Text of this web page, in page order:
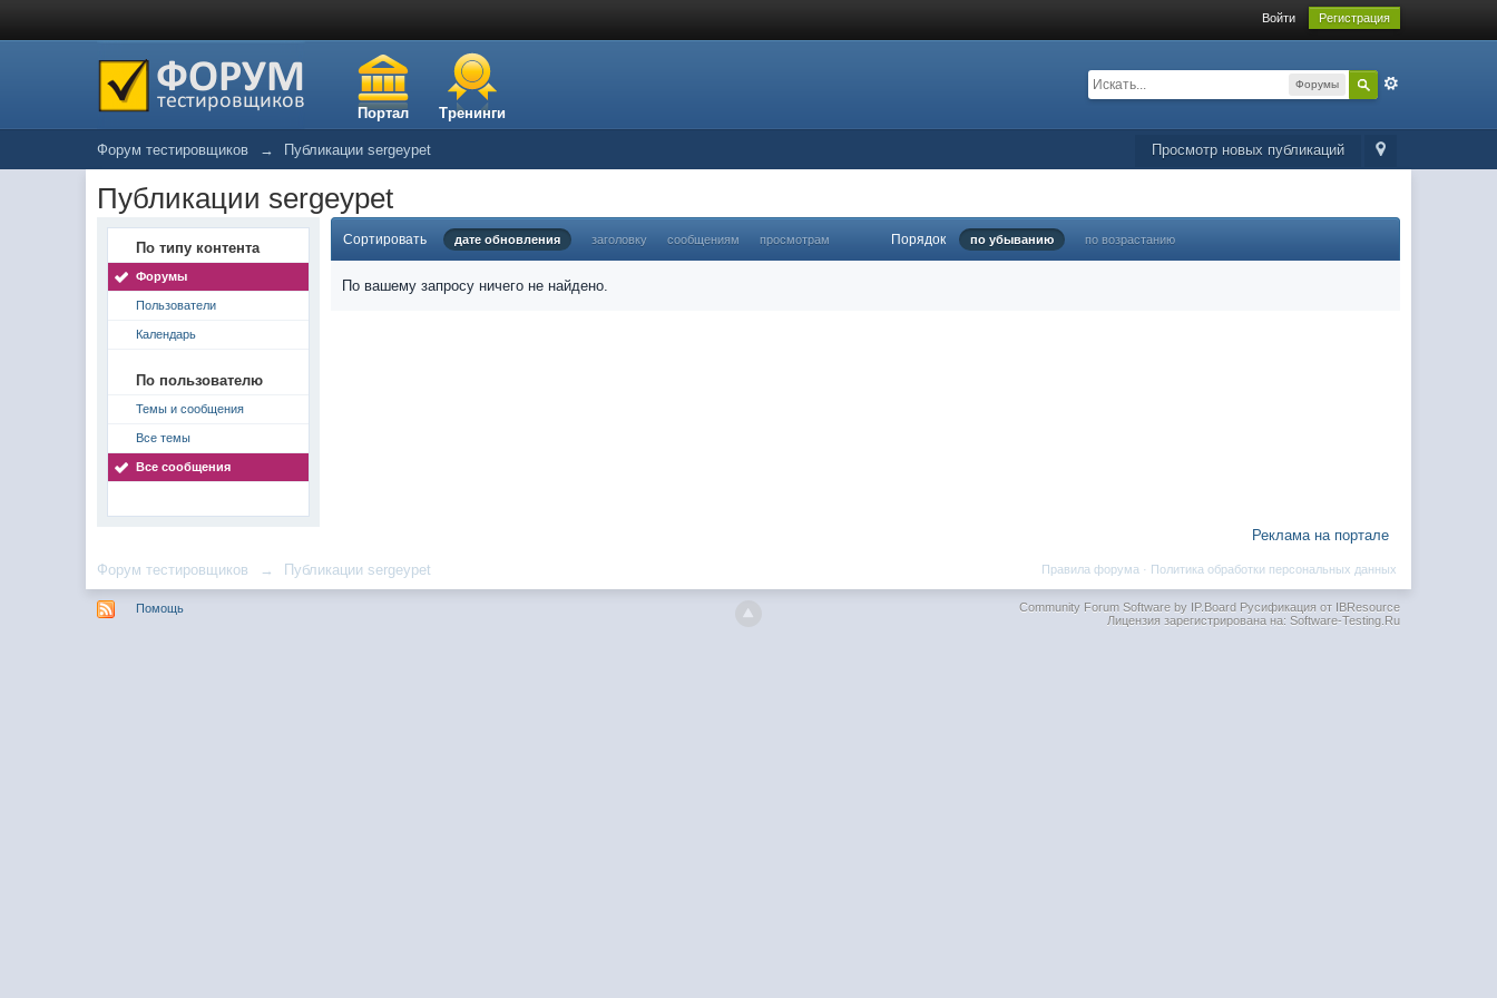
Войти Регистрация
Портал Тренинги
Форумы
Просмотр новых публикаций
Форум тестировщиков → Публикации sergeypet
Публикации sergeypet
По типу контента
Форумы
Пользователи
Календарь
По пользователю
Темы и сообщения
Все темы
Все сообщения
Сортировать дате обновления заголовку сообщениям просмотрам Порядок по убыванию по возрастанию
По вашему запросу ничего не найдено.
Реклама на портале
Форум тестировщиков → Публикации sergeypet Политика обработки персональных данных
Правила форума ·
Помощь Community Forum Software by IP.BoardРусификация от IBResource
Лицензия зарегистрирована на: Software-Testing.Ru